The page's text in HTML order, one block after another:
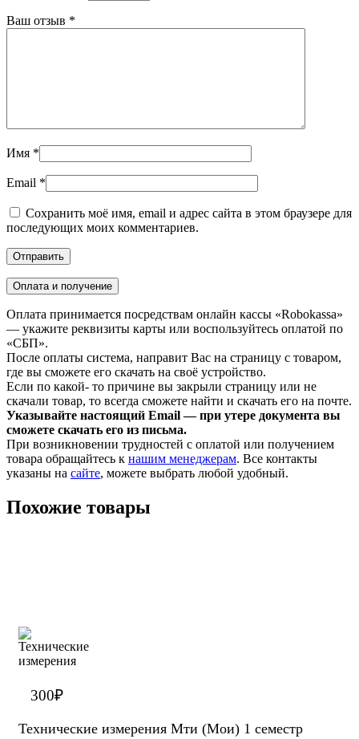
Ваш отзыв *
Имя *
Email *
Сохранить моё имя, email и адрес сайта в этом браузере для
последующих моих комментариев.
Оплата и получение
Оплата принимается посредствам онлайн кассы «Robokassa»
— укажите реквизиты карты или воспользуйтесь оплатой по
«СБП».
После оплаты система, направит Вас на страницу с товаром,
где вы сможете его скачать на своё устройство.
Если по какой- то причине вы закрыли страницу или не
скачали товар, то всегда сможете найти и скачать его на почте.
Указывайте настоящий Email — при утере документа вы
сможете скачать его из письма.
При возникновении трудностей с оплатой или получением
товара обращайтесь к нашим менеджерам. Все контакты
указаны на сайте, можете выбрать любой удобный.
Похожие товары
300₽
Технические измерения Мти (Мои) 1 семестр